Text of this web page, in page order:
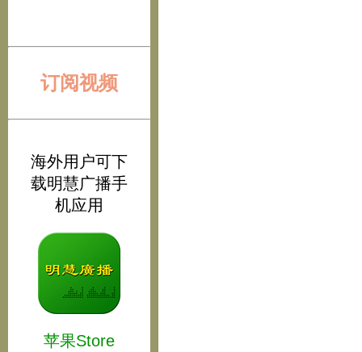
订阅视频
海外用户可下
载明慧广播手
机应用
苹果Store